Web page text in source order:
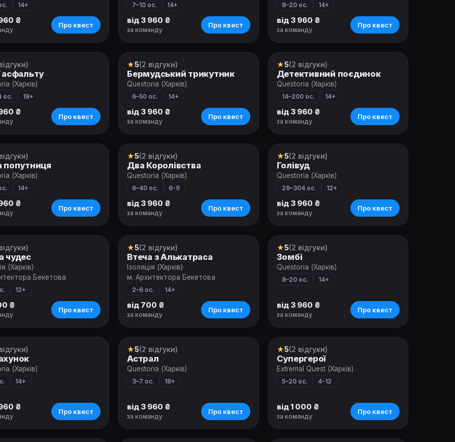
14+
₴ Про квест
7–10 ос. 14+
від 3 960 ₴
за команду
Про квест
8–20 ос. 14+
від 3 960 ₴
за команду
Про квест
квест
асфальту
(Харків)
ос. 18+
₴ Про квест
Ролевой квест
★5(2 відгуки)
Бермудський трикутник
Questoria (Харків)
6–50 ос. 14+
від 3 960 ₴
за команду
Про квест
Ролевой квест
★5(2 відгуки)
Детективний поєдинок
Questoria (Харків)
14–200 ос. 14+
від 3 960 ₴
за команду
Про квест
квест
попутниця
(Харків)
14+
₴ Про квест
Ролевой квест
★5(2 відгуки)
Два Королівства
Questoria (Харків)
6–40 ос. 6-9
від 3 960 ₴
за команду
Про квест
Ролевой квест
★5(2 відгуки)
Голівуд
Questoria (Харків)
29–304 ос. 12+
від 3 960 ₴
за команду
Про квест
чудес
(Харків)·
Бекетова
12+
₴ Про квест
Квест
★5(2 відгуки)
Втеча з Алькатраса
Ізоляція (Харків)·
м. Архитектора Бекетова
2–6 ос. 14+
від 700 ₴
за команду
Про квест
Ролевой квест
★5(2 відгуки)
Зомбі
Questoria (Харків)
8–20 ос. 14+
від 3 960 ₴
за команду
Про квест
квест
(Харків)
14+
₴ Про квест
Ролевой квест
★5(2 відгуки)
Астрал
Questoria (Харків)
3–7 ос. 18+
від 3 960 ₴
за команду
Про квест
Квест-анімація
★5(2 відгуки)
Супергерої
Extremal Quest (Харків)
5–20 ос. 4-12
від 1 000 ₴
за команду
Про квест